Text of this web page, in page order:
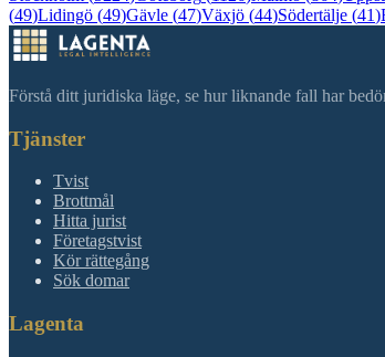
(49)Lidingö (49)Gävle (47)Växjö (44)Södertälje (41)
Förstå ditt juridiska läge, se hur liknande fall har
Tjänster
Tvist
Brottmål
Hitta jurist
Företagstvist
Kör rättegång
Sök domar
Lagenta